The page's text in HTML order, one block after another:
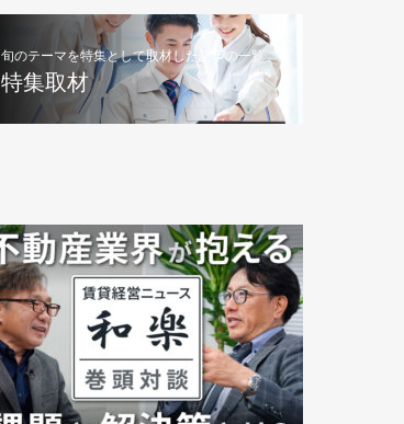
旬のテーマを特集として取材した記事の一覧
特集取材